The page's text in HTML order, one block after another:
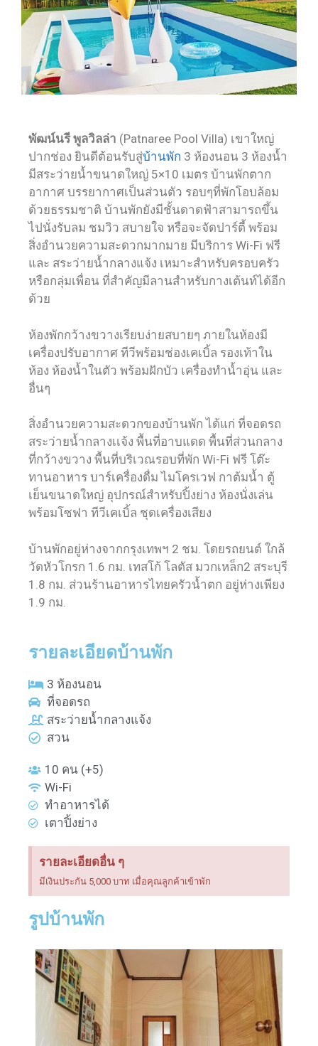
พัฒน์นรี พูลวิลล่า (Patnaree Pool Villa) เขาใหญ่
ปากช่อง ยินดีต้อนรับสู่บ้านพัก 3 ห้องนอน 3 ห้องน้ำ
มีสระว่ายน้ำขนาดใหญ่ 5×10 เมตร บ้านพักตาก
อากาศ บรรยากาศเป็นส่วนตัว รอบๆที่พักโอบล้อม
ด้วยธรรมชาติ บ้านพักยังมีชั้นดาดฟ้าสามารถขึ้น
ไปนั่งรับลม ชมวิว สบายใจ หรือจะจัดปาร์ตี้ พร้อม
สิ่งอำนวยความสะดวกมากมาย มีบริการ Wi-Fi ฟรี
และ สระว่ายน้ำกลางแจ้ง เหมาะสำหรับครอบครัว
หรือกลุ่มเพื่อน ที่สำคัญมีลานสำหรับกางเต้นท์ได้อีก
ด้วย
ห้องพักกว้างขวางเรียบง่ายสบายๆ ภายในห้องมี
เครื่องปรับอากาศ ทีวีพร้อมช่องเคเบิ้ล รองเท้าใน
ห้อง ห้องน้ำในตัว พร้อมฝักบัว เครื่องทำน้ำอุ่น และ
อื่นๆ
สิ่งอำนวยความสะดวกของบ้านพัก ได้แก่ ที่จอดรถ
สระว่ายน้ำกลางเเจ้ง พื้นที่อาบแดด พื้นที่ส่วนกลาง
ที่กว้างขวาง พื้นที่บริเวณรอบที่พัก Wi-Fi ฟรี โต๊ะ
ทานอาหาร บาร์เครื่องดื่ม ไมโครเวฟ กาต้มน้ำ ตู้
เย็นขนาดใหญ่ อุปกรณ์สำหรับปิ้งย่าง ห้องนั่งเล่น
พร้อมโซฟา ทีวีเคเบิ้ล ชุดเครื่องเสียง
บ้านพักอยู่ห่างจากกรุงเทพฯ 2 ชม. โดยรถยนต์ ใกล้
วัดหัวโกรก 1.6 กม. เทสโก้ โลตัส มวกเหล็ก2 สระบุรี
1.8 กม. ส่วนร้านอาหารไทยครัวน้ำตก อยู่ห่างเพียง
1.9 กม.
รายละเอียดบ้านพัก
3 ห้องนอน
ที่จอดรถ
สระว่ายน้ำกลางแจ้ง
สวน
10 คน (+5)
Wi-Fi
ทำอาหารได้
เตาปิ้งย่าง
รายละเอียดอื่น ๆ
มีเงินประกัน 5,000 บาท เมื่อคุณลูกค้าเข้าพัก
รูปบ้านพัก